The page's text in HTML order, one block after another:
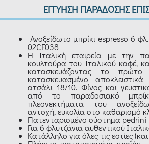
ΕΓΓΥΗΣΗ ΠΑΡΑΔΟΣΗΣ
Ανοξείδωτο μπρίκι espresso 6
02CF038
Η Ιταλική εταιρεία με την
κουλτούρα του Ιταλικού καφέ,
κατασκευάζοντας το πρώτο
κατασκευασμένο
ατσάλι 18/10. Φίνος και
από το παραδοσιακό
πλεονεκτήματα του
αντοχή, ευκολία στο καθαρισμό
Πατενταρισμένο σύστημα pedrini
Για 6 φλυτζάνια αυθεντικού
Κατάλληλο για όλες τις εστίες